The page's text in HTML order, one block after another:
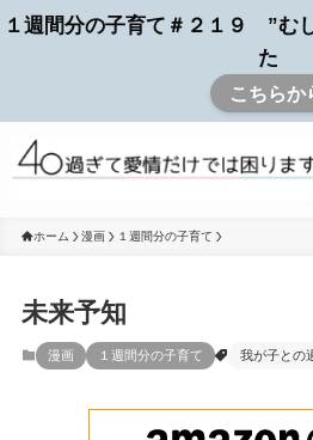
１週間分の子育て＃２１９ ”む
た
こちらか
ホーム 漫画 １週間分の子育て
未来予知
漫画 １週間分の子育て 我が子との